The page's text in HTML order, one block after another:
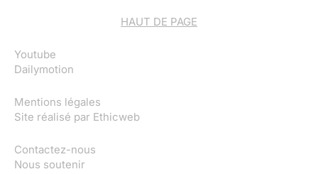
HAUT DE PAGE
Youtube
Dailymotion
Mentions légales
Site réalisé par Ethicweb
Contactez-nous
Nous soutenir